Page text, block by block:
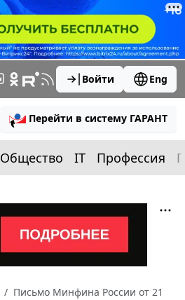
Войти Eng
Перейти в систему ГАРАНТ
Общество IT Профессия
Письмо Минфина России от 21